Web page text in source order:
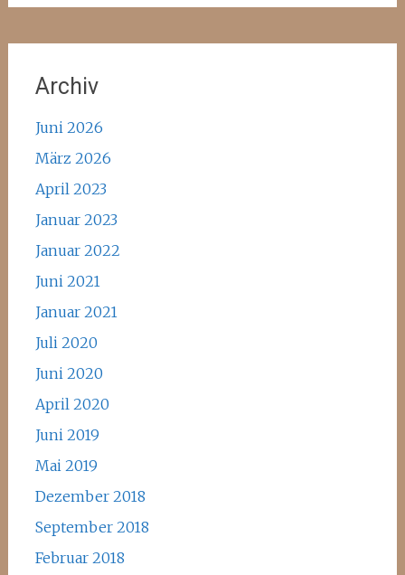
Archiv
Juni 2026
März 2026
April 2023
Januar 2023
Januar 2022
Juni 2021
Januar 2021
Juli 2020
Juni 2020
April 2020
Juni 2019
Mai 2019
Dezember 2018
September 2018
Februar 2018